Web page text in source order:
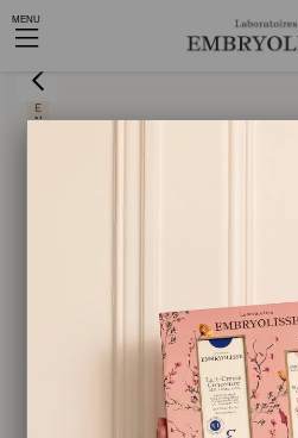
MENU
Anasayfa Anti Dark Spot Serum